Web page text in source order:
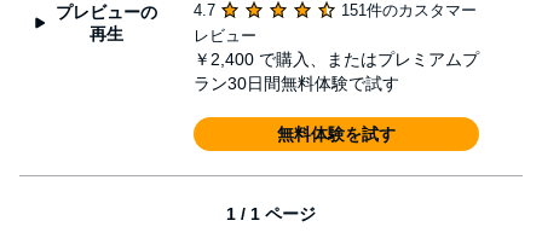
プレビューの
再生
4.7
151件のカスタマー
レビュー
￥2,400 で購入、またはプレミアムプ
ラン30日間無料体験で試す
無料体験を試す
1 / 1 ページ